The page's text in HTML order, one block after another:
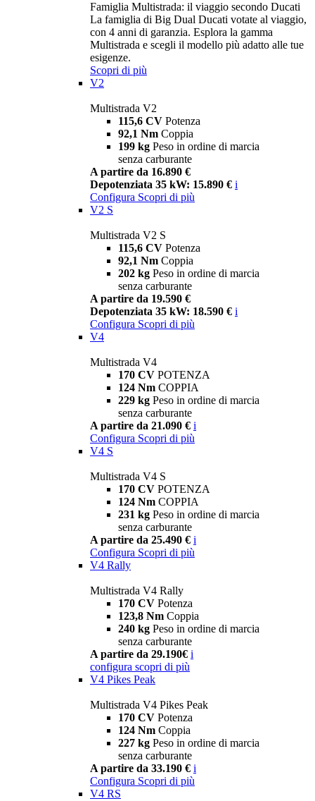
Famiglia Multistrada: il viaggio secondo Ducati
La famiglia di Big Dual Ducati votate al viaggio,
con 4 anni di garanzia. Esplora la gamma
Multistrada e scegli il modello più adatto alle tue
esigenze.
Scopri di più
V2
Multistrada V2
115,6 CV Potenza
92,1 Nm Coppia
199 kg Peso in ordine di marcia
senza carburante
A partire da 16.890 €
Depotenziata 35 kW: 15.890 € i
Configura Scopri di più
V2 S
Multistrada V2 S
115,6 CV Potenza
92,1 Nm Coppia
202 kg Peso in ordine di marcia
senza carburante
A partire da 19.590 €
Depotenziata 35 kW: 18.590 € i
Configura Scopri di più
V4
Multistrada V4
170 CV POTENZA
124 Nm COPPIA
229 kg Peso in ordine di marcia
senza carburante
A partire da 21.090 € i
Configura Scopri di più
V4 S
Multistrada V4 S
170 CV POTENZA
124 Nm COPPIA
231 kg Peso in ordine di marcia
senza carburante
A partire da 25.490 € i
Configura Scopri di più
V4 Rally
Multistrada V4 Rally
170 CV Potenza
123,8 Nm Coppia
240 kg Peso in ordine di marcia
senza carburante
A partire da 29.190€ i
configura scopri di più
V4 Pikes Peak
Multistrada V4 Pikes Peak
170 CV Potenza
124 Nm Coppia
227 kg Peso in ordine di marcia
senza carburante
A partire da 33.190 € i
Configura Scopri di più
V4 RS